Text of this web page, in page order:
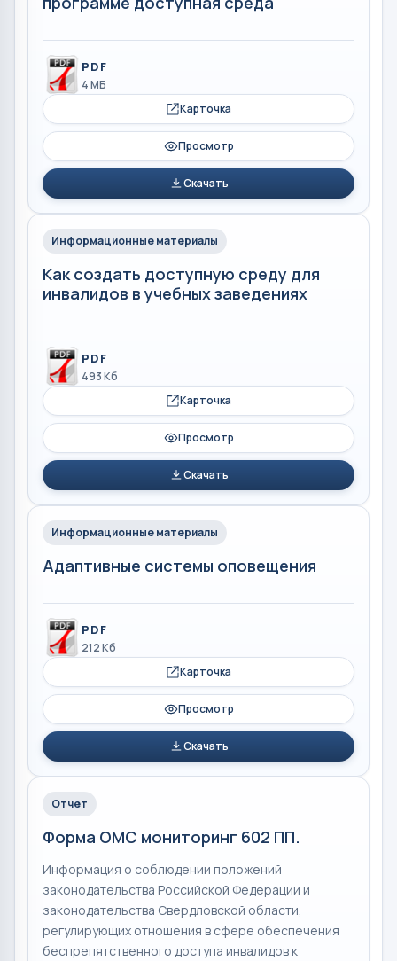
PDF
4 МБ
Карточка
Просмотр
Скачать
Информационные материалы
Как создать доступную среду для
инвалидов в учебных заведениях
PDF
493 Кб
Карточка
Просмотр
Скачать
Информационные материалы
Адаптивные системы оповещения
PDF
212 Кб
Карточка
Просмотр
Скачать
Отчет
Форма ОМС мониторинг 602 ПП.
Информация о соблюдении положений
законодательства Российской Федерации и
законодательства Свердловской области,
регулирующих отношения в сфере обеспечения
беспрепятственного доступа инвалидов к